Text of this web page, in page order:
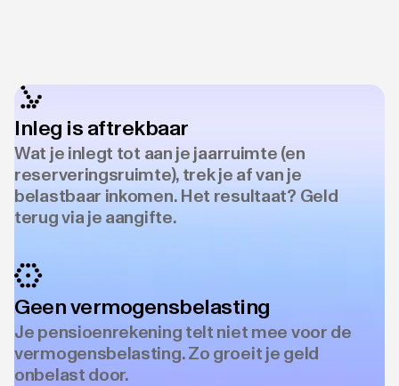
Inleg is aftrekbaar
Wat je inlegt tot aan je jaarruimte (en
reserveringsruimte), trek je af van je
belastbaar inkomen. Het resultaat? Geld
terug via je aangifte.
Geen vermogensbelasting
Je pensioenrekening telt niet mee voor de
vermogensbelasting. Zo groeit je geld
onbelast door.